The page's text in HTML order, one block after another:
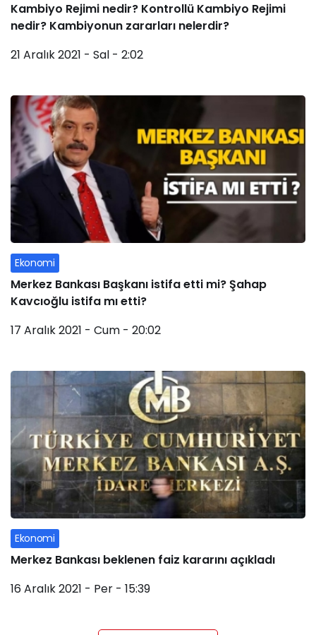
Kambiyo Rejimi nedir? Kontrollü Kambiyo Rejimi
nedir? Kambiyonun zararları nelerdir?
21 Aralık 2021 - Sal - 2:02
Ekonomi
Merkez Bankası Başkanı istifa etti mi? Şahap
Kavcıoğlu istifa mı etti?
17 Aralık 2021 - Cum - 20:02
Ekonomi
Merkez Bankası beklenen faiz kararını açıkladı
16 Aralık 2021 - Per - 15:39